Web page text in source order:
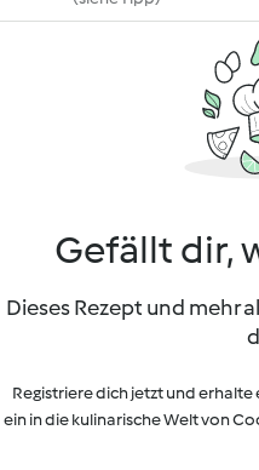
Gefällt dir,
Dieses Rezept und mehr
Registriere dich jetzt und erhalte
ein in die kulinarische Welt von